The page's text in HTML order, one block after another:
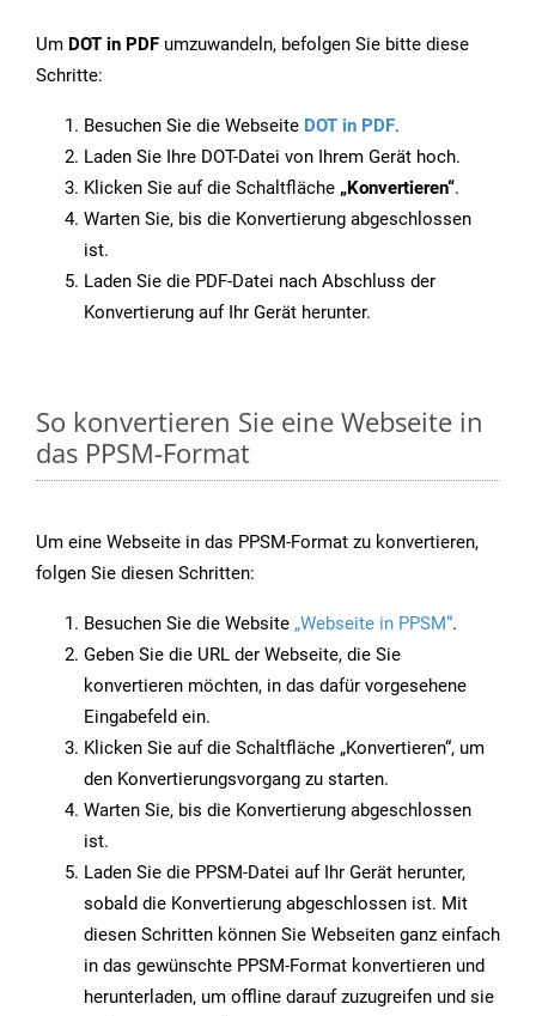
Um DOT in PDF umzuwandeln, befolgen Sie bitte diese
Schritte:
Besuchen Sie die Webseite DOT in PDF.
Laden Sie Ihre DOT-Datei von Ihrem Gerät hoch.
Klicken Sie auf die Schaltfläche „Konvertieren“.
Warten Sie, bis die Konvertierung abgeschlossen
ist.
Laden Sie die PDF-Datei nach Abschluss der
Konvertierung auf Ihr Gerät herunter.
So konvertieren Sie eine Webseite in
das PPSM-Format
Um eine Webseite in das PPSM-Format zu konvertieren,
folgen Sie diesen Schritten:
Besuchen Sie die Website „Webseite in PPSM“.
Geben Sie die URL der Webseite, die Sie
konvertieren möchten, in das dafür vorgesehene
Eingabefeld ein.
Klicken Sie auf die Schaltfläche „Konvertieren“, um
den Konvertierungsvorgang zu starten.
Warten Sie, bis die Konvertierung abgeschlossen
ist.
Laden Sie die PPSM-Datei auf Ihr Gerät herunter,
sobald die Konvertierung abgeschlossen ist. Mit
diesen Schritten können Sie Webseiten ganz einfach
in das gewünschte PPSM-Format konvertieren und
herunterladen, um offline darauf zuzugreifen und sie